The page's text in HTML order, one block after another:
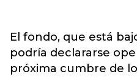
El fondo, que está
podría declararse
próxima cumbre de